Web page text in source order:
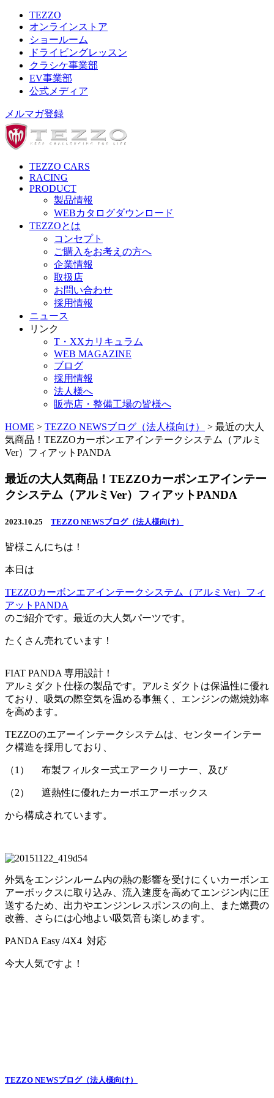
TEZZO
オンラインストア
ショールーム
ドライビングレッスン
クラシケ事業部
EV事業部
公式メディア
メルマガ登録
TEZZO CARS
RACING
PRODUCT
製品情報
WEBカタログダウンロード
TEZZOとは
コンセプト
ご購入をお考えの方へ
企業情報
取扱店
お問い合わせ
採用情報
ニュース
リンク
T・XXカリキュラム
WEB MAGAZINE
ブログ
採用情報
法人様へ
販売店・整備工場の皆様へ
HOME > TEZZO NEWSブログ（法人様向け） > 最近の大人
気商品！TEZZOカーボンエアインテークシステム（アルミ
Ver）フィアットPANDA
最近の大人気商品！TEZZOカーボンエアインテー
クシステム（アルミVer）フィアットPANDA
2023.10.25 TEZZO NEWSブログ（法人様向け）
皆様こんにちは！
本日は
TEZZOカーボンエアインテークシステム（アルミVer）フィ
アットPANDA
のご紹介です。最近の大人気パーツです。
たくさん売れています！
FIAT PANDA 専用設計！
アルミダクト仕様の製品です。アルミダクトは保温性に優れ
ており、吸気の際空気を温める事無く、エンジンの燃焼効率
を高めます。
TEZZOのエアーインテークシステムは、センターインテー
ク構造を採用しており、
（1） 布製フィルター式エアークリーナー、及び
（2） 遮熱性に優れたカーボエアーボックス
から構成されています。
外気をエンジンルーム内の熱の影響を受けにくいカーボンエ
アーボックスに取り込み、流入速度を高めてエンジン内に圧
送するため、出力やエンジンレスポンスの向上、また燃費の
改善、さらには心地よい吸気音も楽しめます。
PANDA Easy /4X4 対応
今大人気ですよ！
TEZZO NEWSブログ（法人様向け）